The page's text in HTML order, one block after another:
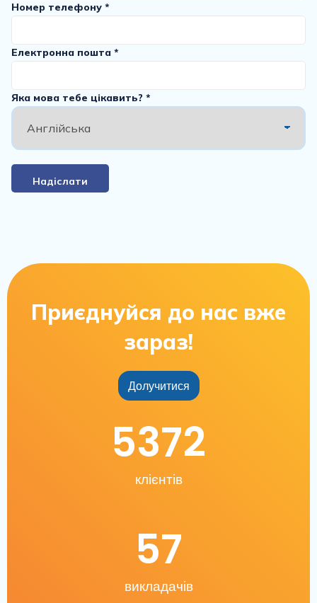
Номер телефону *
Електронна пошта *
Яка мова тебе цікавить? *
Надіслати
Приєднуйся до нас вже
зараз!
Долучитися
клієнтів
5372
викладачів
57